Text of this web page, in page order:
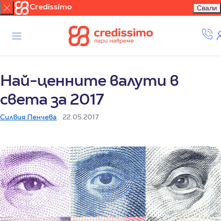
Credissimo Свали
Най-ценните валути в
света за 2017
Силвия Пенчева 22.05.2017